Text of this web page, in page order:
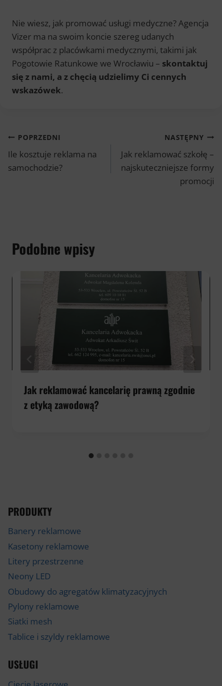
Nie wiesz, jak promować usługi medyczne?Agencja
Vizer ma na swoim koncie szereg udanych
współprac z placówkami medycznymi, takimi jak
Pogotowie Ratunkowe we Wrocławiu – skontaktuj
się z nami, a z chęcią udzielimy Ci cennych
wskazówek.
Nawigacja
wpisu
POPRZEDNI
Ile kosztuje reklama na
samochodzie?
NASTĘPNY
Jak reklamować szkołę –
najskuteczniejsze formy
promocji
Podobne wpisy
Jak reklamować kancelarię prawną zgodnie
z etyką zawodową?
PRODUKTY
Banery reklamowe
Kasetony reklamowe
Litery przestrzenne
Neony LED
Obudowy do agregatów klimatyzacyjnych
Pylony reklamowe
Siatki mesh
Tablice i szyldy reklamowe
USŁUGI